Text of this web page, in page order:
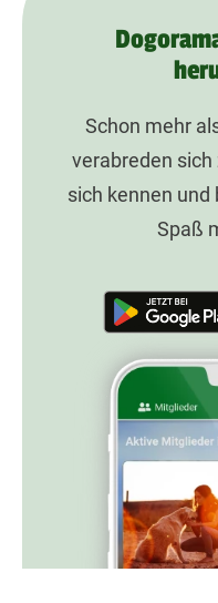
Schon mehr
verabreden
sich kennen
Spaß